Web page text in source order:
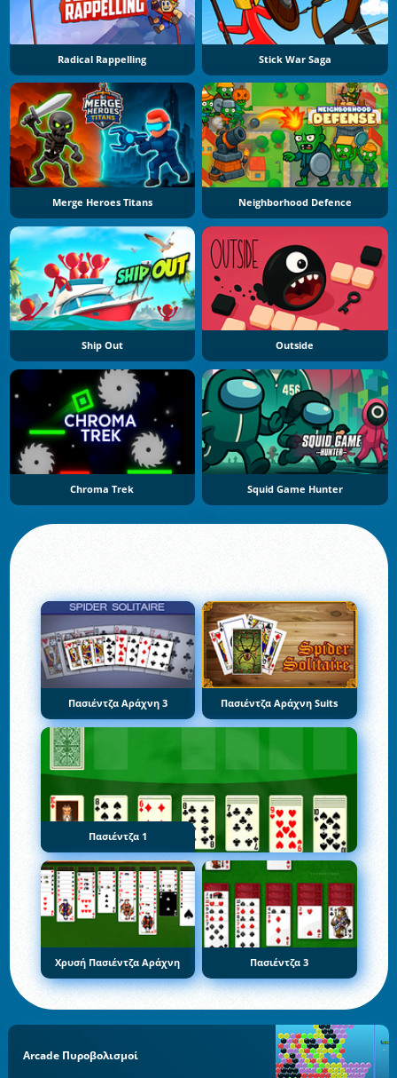
Radical Rappelling Stick War Saga
Merge Heroes Titans Neighborhood Defence
Ship Out Outside
Chroma Trek Squid Game Hunter
Πασιέντζα Αράχνη 3 Πασιέντζα Αράχνη Suits
Πασιέντζα 1
Χρυσή Πασιέντζα Αράχνη Πασιέντζα 3
Arcade Πυροβολισμοί